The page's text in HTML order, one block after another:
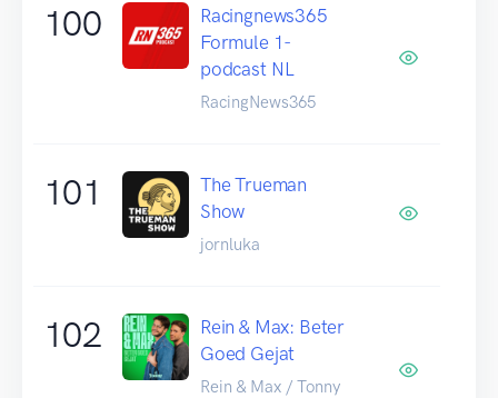
100
Racingnews365
Formule 1-
podcast NL
RacingNews365
101
The Trueman
Show
jornluka
102
Rein & Max: Beter
Goed Gejat
Rein & Max / Tonny